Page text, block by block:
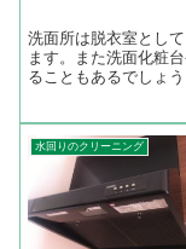
洗面所は脱衣室とし
ます。また洗面化粧
ることもあるでしょ
水回りのクリーニング